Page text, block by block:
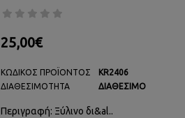
25,00€
ΚΩΔΙΚΌΣ ΠΡΟΪΌΝΤΟΣ
ΔΙΑΘΕΣΙΜΌΤΗΤΑ
KR2406
ΔΙΑΘΈΣΙΜΟ
Περιγραφή: Ξύλινο δι&al..